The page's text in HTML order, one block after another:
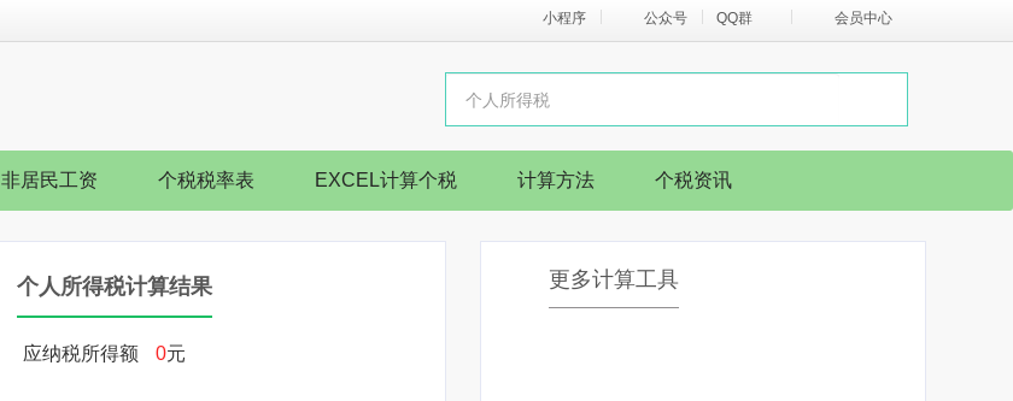
小程序 公众号 QQ群 会员中心
非居民工资 个税税率表 EXCEL计算个税 计算方法 个税资讯
个人所得税计算结果
应纳税所得额 0元
更多计算工具